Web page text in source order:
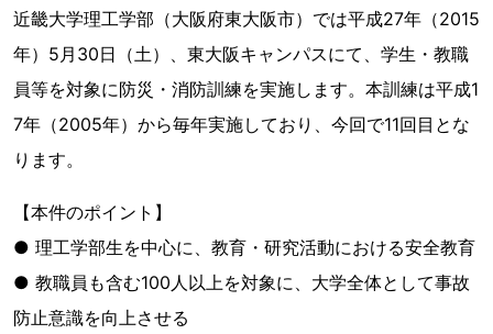
近畿大学理工学部（大阪府東大阪市）では平成27年（2015
年）5月30日（土）、東大阪キャンパスにて、学生・教職
員等を対象に防災・消防訓練を実施します。本訓練は平成1
7年（2005年）から毎年実施しており、今回で11回目とな
ります。
【本件のポイント】
● 理工学部生を中心に、教育・研究活動における安全教育
● 教職員も含む100人以上を対象に、大学全体として事故
防止意識を向上させる